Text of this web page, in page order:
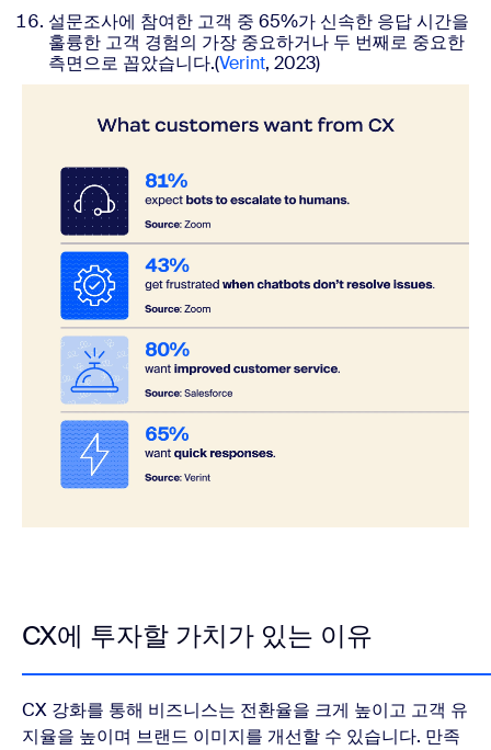
설문조사에 참여한 고객 중 65%가 신속한 응답 시간을
훌륭한 고객 경험의 가장 중요하거나 두 번째로 중요한
측면으로 꼽았습니다.(Verint, 2023)
CX에 투자할 가치가 있는 이유
CX 강화를 통해 비즈니스는 전환율을 크게 높이고 고객 유
지율을 높이며 브랜드 이미지를 개선할 수 있습니다. 만족